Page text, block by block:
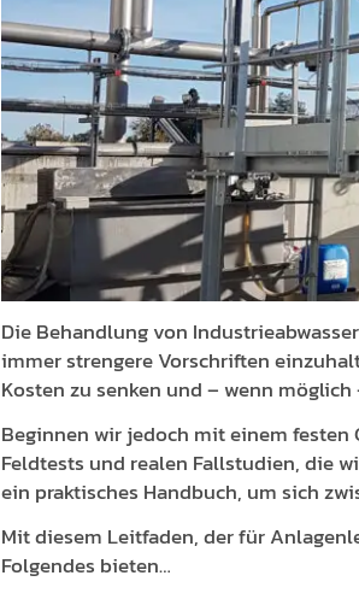
Die Behandlung von
immer strengere Vorschriften
Kosten zu senken und – wenn
Beginnen wir jedoch mit einem festen
Feldtests und realen Fallstudien, die
ein praktisches Handbuch, um sich
Mit diesem Leitfaden, der für
Folgendes bieten…